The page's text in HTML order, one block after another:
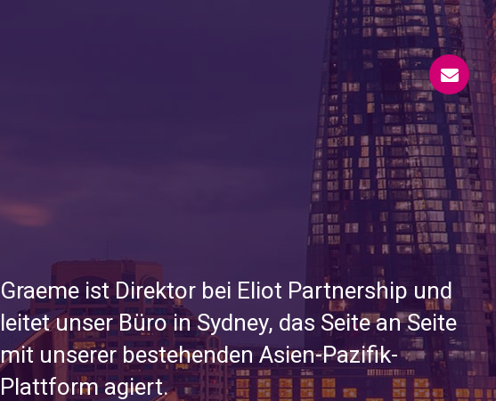
Graeme ist Direktor bei Eliot Partnership und
leitet unser Büro in Sydney, das Seite an Seite
mit unserer bestehenden Asien-Pazifik-
Plattform agiert.